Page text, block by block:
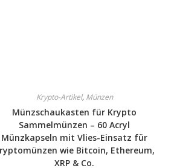
Krypto-Artikel, Münzen
Münzschaukasten für Krypto
Sammelmünzen – 60 Acryl
Münzkapseln mit Vlies-Einsatz für
wie Bitcoin, Ethereum,
XRP & Co.